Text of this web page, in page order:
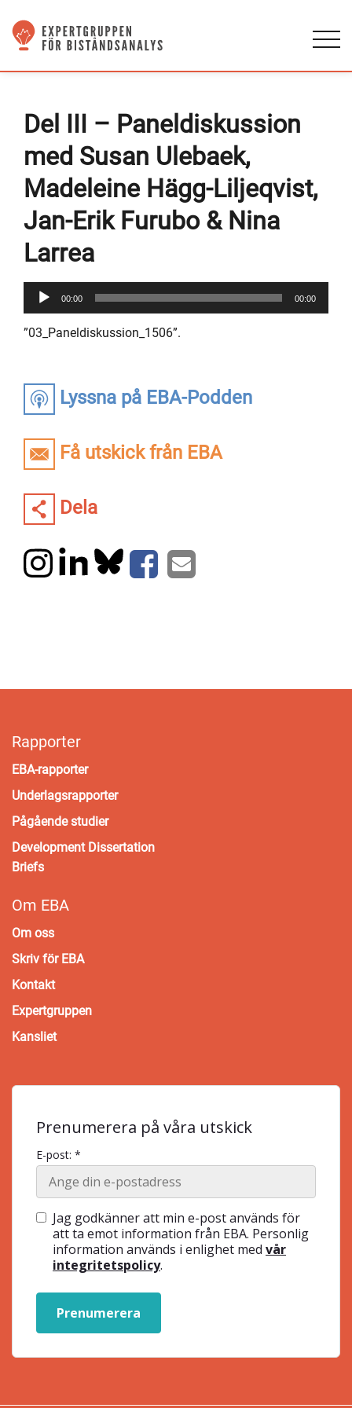
Lyssna på EBA-Podden
Få utskick från EBA
Dela
Del III – Paneldiskussion
med Susan Ulebaek,
Madeleine Hägg-Liljeqvist,
Jan-Erik Furubo & Nina
Larrea
Ljudspelare
00:00 00:00
”03_Paneldiskussion_1506”.
Rapporter
EBA-rapporter
Underlagsrapporter
Pågående studier
Development Dissertation
Briefs
Om EBA
Om oss
Skriv för EBA
Kontakt
Expertgruppen
Kansliet
Prenumerera på våra utskick
E-post: *
Jag godkänner att min e-post används för
att ta emot information från EBA. Personlig
information används i enlighet med vår
integritetspolicy.
Prenumerera